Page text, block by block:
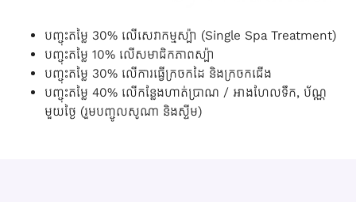
បញ្ចុះតម្លៃ 30% លើសេវាកម្មស្ប៉ា (Single Spa Treatment)
បញ្ចុះតម្លៃ 10% លើសមាជិកភាពស្ប៉ា
បញ្ចុះតម្លៃ 30% លើការធ្វើក្រចកដៃ និងក្រចកជើង
បញ្ចុះតម្លៃ 40% លើកន្លែងហាត់ប្រាណ / អាងហែលទឹក, ប័ណ្ណ
មួយថ្ងៃ (រួមបញ្ចូលសូណា និងស្ទីម)